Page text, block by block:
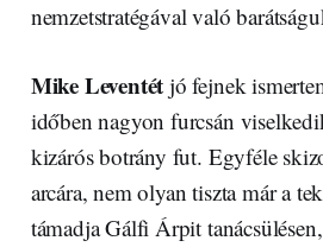
nemzetstratégával való
Mike Leventét jó fejnek
időben nagyon furcsán
kizárós botrány fut. Egyféle
arcára, nem olyan tiszta már a
támadja Gálfi Árpit